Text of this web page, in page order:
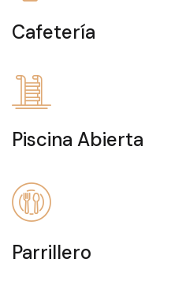
Cafetería
Piscina Abierta
Parrillero